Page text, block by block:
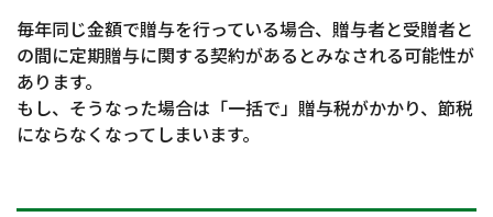
毎年同じ金額で贈与を行っている場合、贈与者と受贈者と
の間に定期贈与に関する契約があるとみなされる可能性が
あります。
もし、そうなった場合は「一括で」贈与税がかかり、節税
にならなくなってしまいます。